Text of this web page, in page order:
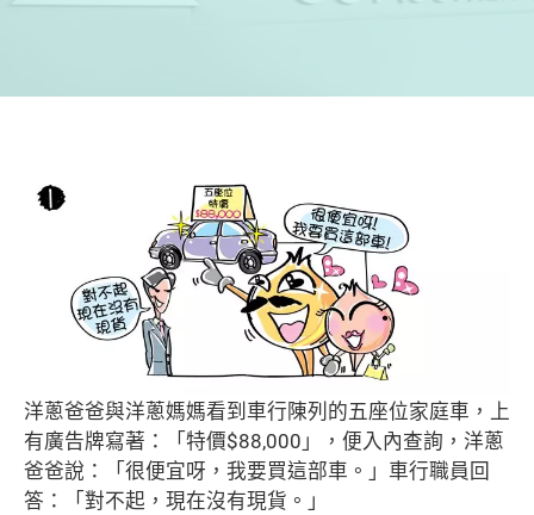
洋蔥爸爸與洋蔥媽媽看到車行陳列的五座位家庭車，上
有廣告牌寫著：「特價$88,000」，便入內查詢，洋蔥
爸爸說：「很便宜呀，我要買這部車。」車行職員回
答：「對不起，現在沒有現貨。」